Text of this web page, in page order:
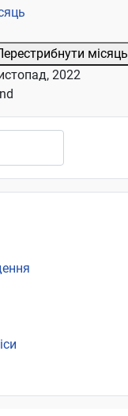
місяць
2022